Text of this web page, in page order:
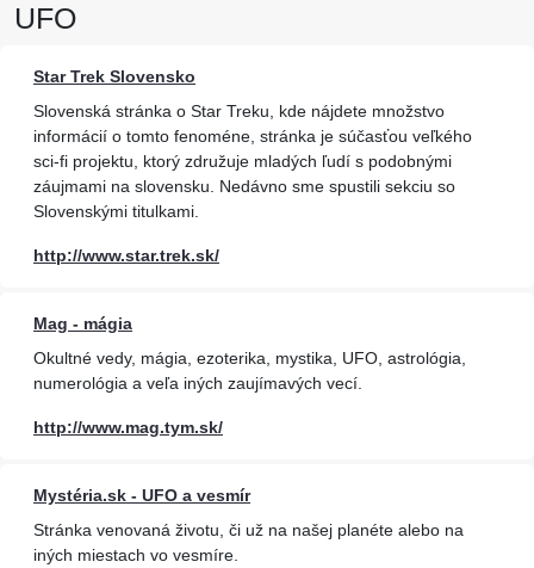
UFO
Star Trek Slovensko
Slovenská stránka o Star Treku, kde nájdete množstvo
informácií o tomto fenoméne, stránka je súčasťou veľkého
sci-fi projektu, ktorý združuje mladých ľudí s podobnými
záujmami na slovensku. Nedávno sme spustili sekciu so
Slovenskými titulkami.
http://www.star.trek.sk/
Mag - mágia
Okultné vedy, mágia, ezoterika, mystika, UFO, astrológia,
numerológia a veľa iných zaujímavých vecí.
http://www.mag.tym.sk/
Mystéria.sk - UFO a vesmír
Stránka venovaná životu, či už na našej planéte alebo na
iných miestach vo vesmíre.